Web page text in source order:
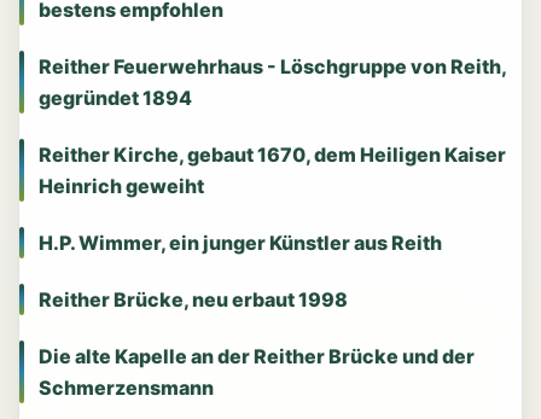
bestens empfohlen
Reither Feuerwehrhaus - Löschgruppe von Reith,
gegründet 1894
Reither Kirche, gebaut 1670, dem Heiligen Kaiser
Heinrich geweiht
H.P. Wimmer, ein junger Künstler aus Reith
Reither Brücke, neu erbaut 1998
Die alte Kapelle an der Reither Brücke und der
Schmerzensmann